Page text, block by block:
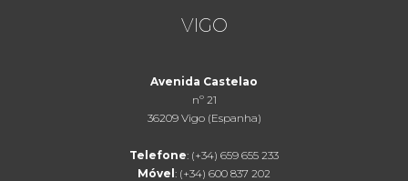
VIGO
Avenida Castelao
nº 21
36209 Vigo (Espanha)
Telefone: (+34) 659 655 233
Móvel: (+34) 600 837 202